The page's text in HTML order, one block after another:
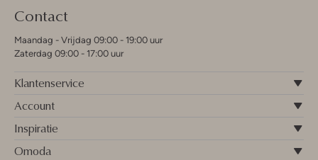
Contact
Maandag - Vrijdag 09:00 - 19:00 uur
Zaterdag 09:00 - 17:00 uur
Klantenservice
Account
Inspiratie
Omoda